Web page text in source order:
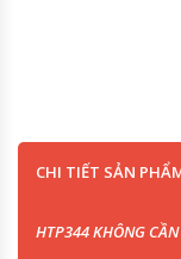
CHI TIẾT SẢN
HTP344 KHÔNG